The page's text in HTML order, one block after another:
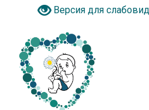
Версия для